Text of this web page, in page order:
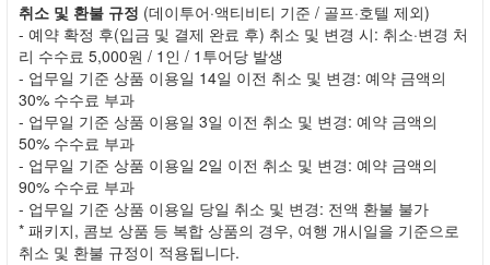
취소 및 환불 규정 (데이투어·액티비티 기준 / 골프·호텔 제외)
- 예약 확정 후(입금 및 결제 완료 후) 취소 및 변경 시: 취소·변경 처
리 수수료 5,000원 / 1인 / 1투어당 발생
- 업무일 기준 상품 이용일 14일 이전 취소 및 변경: 예약 금액의
30% 수수료 부과
- 업무일 기준 상품 이용일 3일 이전 취소 및 변경: 예약 금액의
50% 수수료 부과
- 업무일 기준 상품 이용일 2일 이전 취소 및 변경: 예약 금액의
90% 수수료 부과
- 업무일 기준 상품 이용일 당일 취소 및 변경: 전액 환불 불가
* 패키지, 콤보 상품 등 복합 상품의 경우, 여행 개시일을 기준으로
취소 및 환불 규정이 적용됩니다.